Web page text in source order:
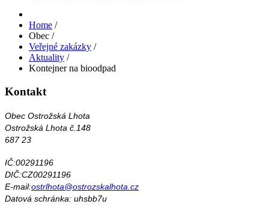
Home /
Obec /
Veřejné zakázky /
Aktuality /
Kontejner na bioodpad
Kontakt
Obec Ostrožská Lhota
Ostrožská Lhota č.148
687 23
IČ:00291196
DIČ:CZ00291196
E-mail:ostrlhota@ostrozskalhota.cz
Datová schránka: uhsbb7u